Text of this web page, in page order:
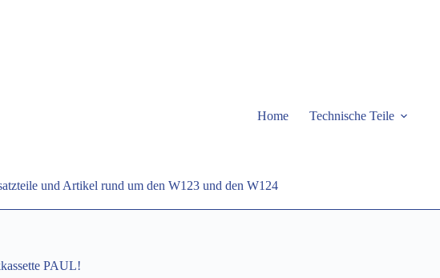
und Artikel rund um den W123 und den W124
Home Technische Teile
PAUL!